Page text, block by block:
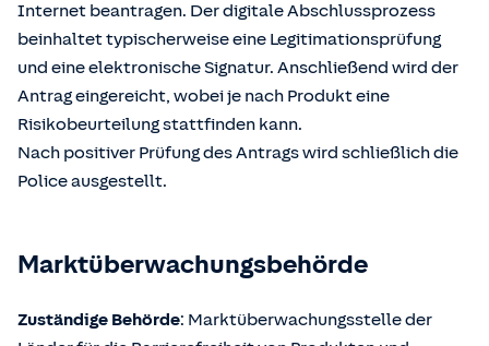
Internet beantragen. Der digitale Abschlussprozess
beinhaltet typischerweise eine Legitimationsprüfung
und eine elektronische Signatur. Anschließend wird der
Antrag eingereicht, wobei je nach Produkt eine
Risikobeurteilung stattfinden kann.
Nach positiver Prüfung des Antrags wird schließlich die
Police ausgestellt.
Marktüberwachungsbehörde
Zuständige Behörde: Marktüberwachungsstelle der